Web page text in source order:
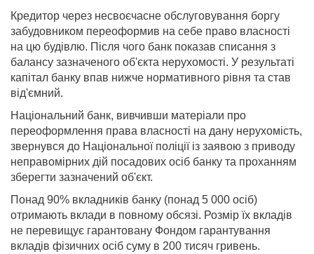
Кредитор через несвоєчасне обслуговування боргу
забудовником переоформив на себе право власності
на цю будівлю. Після чого банк показав списання з
балансу зазначеного об'єкта нерухомості. У результаті
капітал банку впав нижче нормативного рівня та став
від'ємний.
Національний банк, вивчивши матеріали про
переоформлення права власності на дану нерухомість,
звернувся до Національної поліції із заявою з приводу
неправомірних дій посадових осіб банку та проханням
зберегти зазначений об'єкт.
Понад 90% вкладників банку (понад 5 000 осіб)
отримають вклади в повному обсязі. Розмір їх вкладів
не перевищує гарантовану Фондом гарантування
вкладів фізичних осіб суму в 200 тисяч гривень.